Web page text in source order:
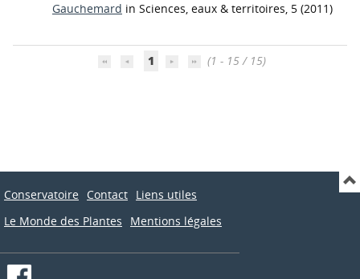
Gauchemard in Sciences, eaux & territoires, 5 (2011)
1 (1 - 15 / 15)
Conservatoire Contact Liens utiles
Le Monde des Plantes
Mentions légales